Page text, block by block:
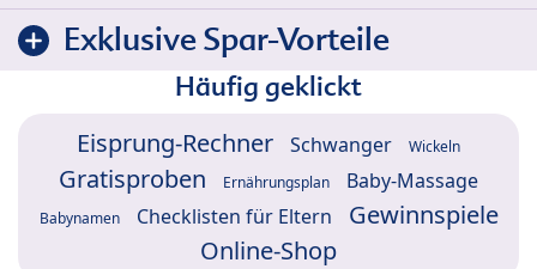
Exklusive Spar-Vorteile
Häufig geklickt
Eisprung-Rechner Schwanger Wickeln
Gratisproben Ernährungsplan Baby-Massage
Babynamen Checklisten für Eltern
Gewinnspiele
Online-Shop